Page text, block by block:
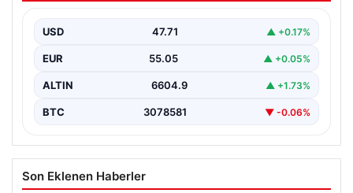
USD 47.71 ▲ +0.17%
EUR 55.05 ▲ +0.05%
ALTIN 6604.9 ▲ +1.73%
BTC 3078581 ▼ -0.06%
Son Eklenen Haberler